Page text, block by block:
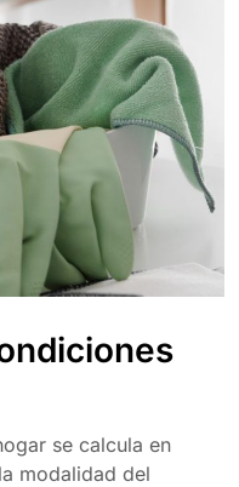
se calcula en
modalidad del